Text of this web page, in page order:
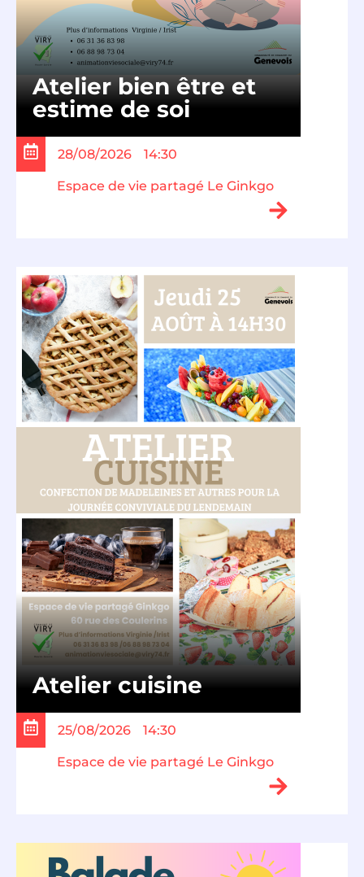
Atelier bien être et
estime de soi
28/08/2026 14:30
Espace de vie partagé Le Ginkgo
Atelier cuisine
25/08/2026 14:30
Espace de vie partagé Le Ginkgo